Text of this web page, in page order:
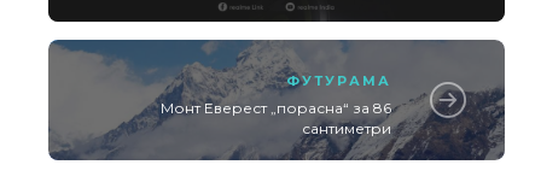
ФУТУРАМА
Монт Еверест „порасна“ за 86
сантиметри